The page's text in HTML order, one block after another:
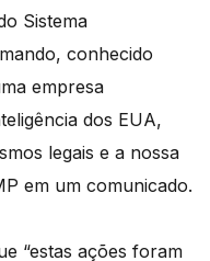
Sistema
conhecido
empresa
dos EUA,
legais e a nossa
em um comunicado.
“estas ações foram